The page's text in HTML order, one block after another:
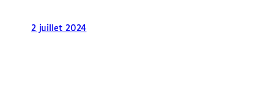
2 juillet 2024